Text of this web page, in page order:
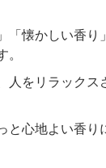
懐かしい香り
をリラックス
心地よい香り